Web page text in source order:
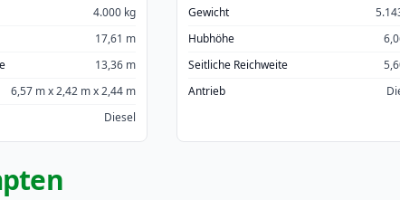
4.000 kg
17,61 m
13,36 m
6,57 m x 2,42 m x 2,44 m
Diesel
Gewicht
Hubhöhe
Seitliche Reichweite
Antrieb